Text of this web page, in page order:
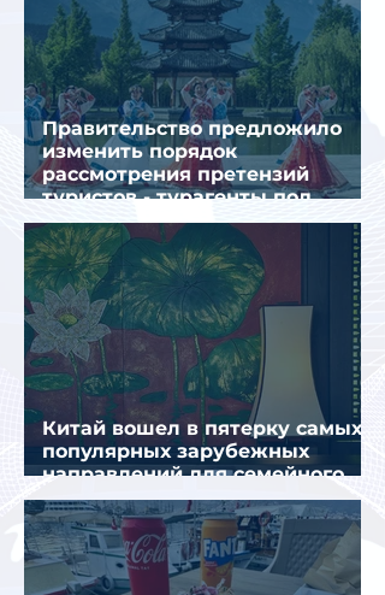
Правительство предложило
изменить порядок
рассмотрения претензий
туристов - турагенты под
ударом!
Китай вошел в пятерку самых
популярных зарубежных
направлений для семейного
отдыха летом